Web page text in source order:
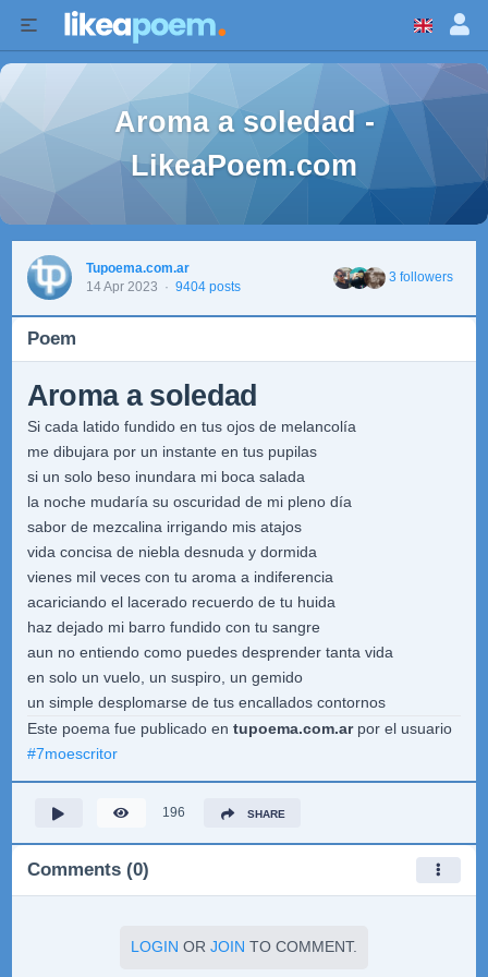
Aroma a soledad -
LikeaPoem.com
Tupoema.com.ar
14 Apr 2023 · 9404 posts
3 followers
Poem
Aroma a soledad
Si cada latido fundido en tus ojos de melancolía
me dibujara por un instante en tus pupilas
si un solo beso inundara mi boca salada
la noche mudaría su oscuridad de mi pleno día
sabor de mezcalina irrigando mis atajos
vida concisa de niebla desnuda y dormida
vienes mil veces con tu aroma a indiferencia
acariciando el lacerado recuerdo de tu huida
haz dejado mi barro fundido con tu sangre
aun no entiendo como puedes desprender tanta vida
en solo un vuelo, un suspiro, un gemido
un simple desplomarse de tus encallados contornos
Este poema fue publicado en tupoema.com.arpor el usuario
#7moescritor
196 SHARE
Comments (0)
LOGIN OR JOIN TO COMMENT.